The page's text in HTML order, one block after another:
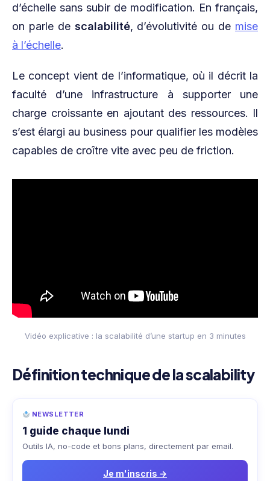
d’échelle sans subir de modification. En français,
on parle de scalabilité, d’évolutivité ou de mise
à l’échelle.
Le concept vient de l’informatique, où il décrit la
faculté d’une infrastructure à supporter une
charge croissante en ajoutant des ressources. Il
s’est élargi au business pour qualifier les modèles
capables de croître vite avec peu de friction.
Vidéo explicative : la scalabilité d’une startup en 3 minutes
Définition technique de la scalability
NEWSLETTER
1 guide chaque lundi
Outils IA, no-code et bons plans, directement par email.
Je m'inscris →